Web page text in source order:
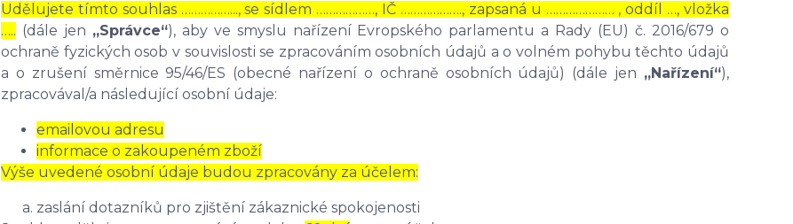
Udělujete tímto souhlas ……………..., se sídlem ………………, IČ ………………., zapsaná u ………………… , oddíl …, vložka
….. (dále jen „Správce“), aby ve smyslu nařízení Evropského parlamentu a Rady (EU) č. 2016/679 o
ochraně fyzických osob v souvislosti se zpracováním osobních údajů a o volném pohybu těchto údajů
a o zrušení směrnice 95/46/ES (obecné nařízení o ochraně osobních údajů) (dále jen „Nařízení“),
zpracovával/a následující osobní údaje:
emailovou adresu
informace o zakoupeném zboží
Výše uvedené osobní údaje budou zpracovány za účelem:
zaslání dotazníků pro zjištění zákaznické spokojenosti